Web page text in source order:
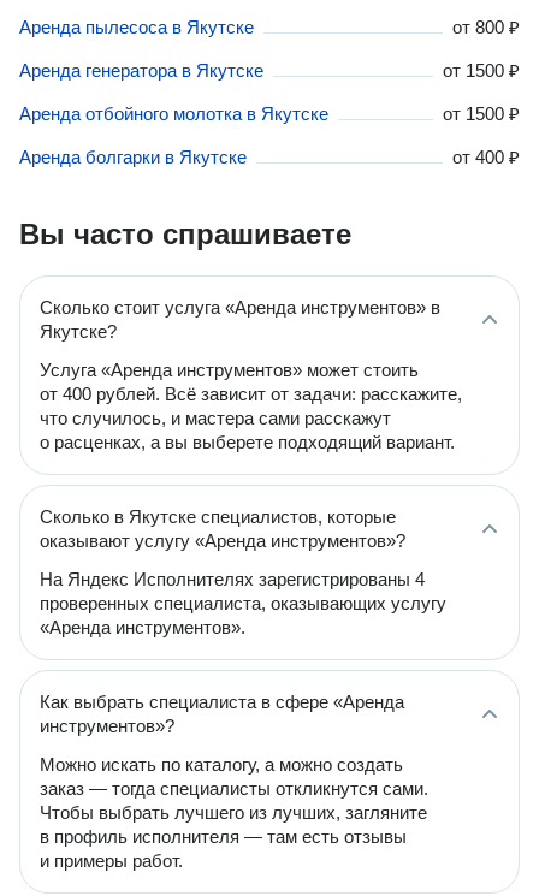
Аренда пылесоса в Якутске от 800 ₽
Аренда генератора в Якутске от 1500 ₽
Аренда отбойного молотка в Якутске от 1500 ₽
Аренда болгарки в Якутске от 400 ₽
Вы часто спрашиваете
Сколько стоит услуга «Аренда инструментов» в
Якутске?
Услуга «Аренда инструментов» может стоить
от 400 рублей. Всё зависит от задачи: расскажите,
что случилось, и мастера сами расскажут
о расценках, а вы выберете подходящий вариант.
Сколько в Якутске специалистов, которые
оказывают услугу «Аренда инструментов»?
На Яндекс Исполнителях зарегистрированы 4
проверенных специалиста, оказывающих услугу
«Аренда инструментов».
Как выбрать специалиста в сфере «Аренда
инструментов»?
Можно искать по каталогу, а можно создать
заказ — тогда специалисты откликнутся сами.
Чтобы выбрать лучшего из лучших, загляните
в профиль исполнителя — там есть отзывы
и примеры работ.